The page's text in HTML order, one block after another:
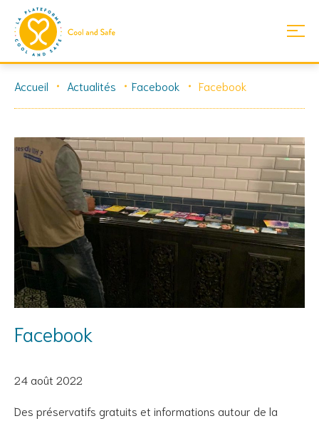
Accueil Actualités Facebook Facebook
Facebook
24 août 2022
Des préservatifs gratuits et informations autour de la